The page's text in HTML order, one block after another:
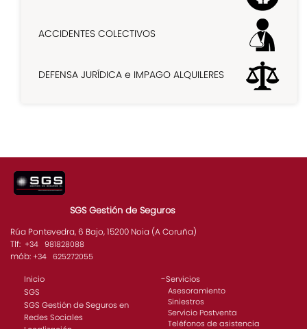
ACCIDENTES COLECTIVOS
DEFENSA JURÍDICA e IMPAGO ALQUILERES
SGS Gestión de Seguros
Rúa Pontevedra, 6 Bajo, 15200 Noia (A Coruña)
Tlf: +34 981828088
mób: +34 625272055
Inicio
SGS
SGS Gestión de Seguros en
Redes Sociales
-Servicios
Asesoramiento
Siniestros
Servicio Postventa
Teléfonos de asistencia